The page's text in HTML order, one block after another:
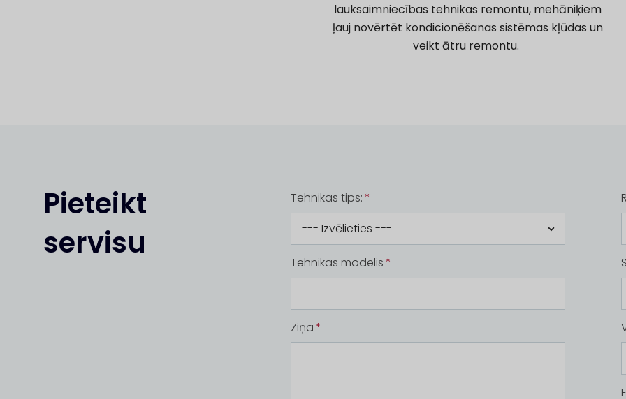
lauksaimniecības tehnikas remontu, mehāniķiem
ļauj novērtēt kondicionēšanas sistēmas kļūdas un
veikt ātru remontu.
Pieteikt
servisu
Tehnikas tips:
Tehnikas modelis
Ziņa